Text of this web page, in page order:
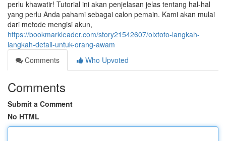
perlu khawatir! Tutorial ini akan penjelasan jelas tentang hal-hal
yang perlu Anda pahami sebagai calon pemain. Kami akan mulai
dari metode mengisi akun,
https://bookmarkleader.com/story21542607/olxtoto-langkah-
langkah-detail-untuk-orang-awam
Comments
Who Upvoted
Comments
Submit a Comment
No HTML